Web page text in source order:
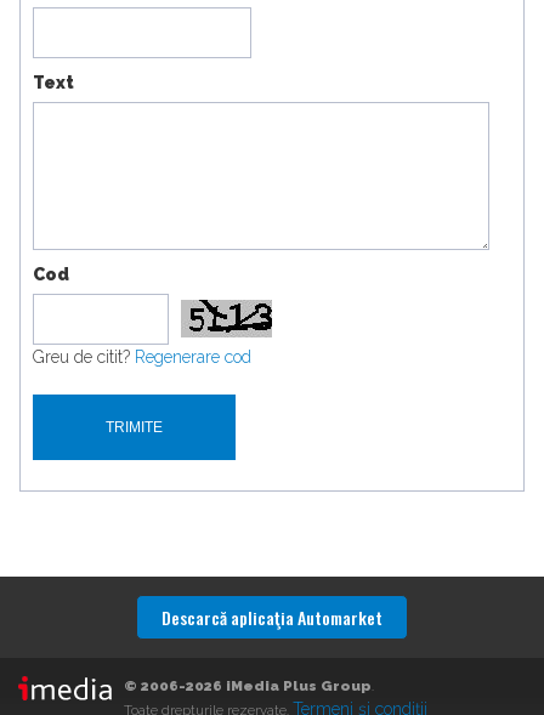
Text
Cod
Greu de citit? Regenerare cod
Descarcă aplicaţia Automarket
© 2006-2026 iMedia Plus Group.
Toate drepturile rezervate. Termeni şi condiţii